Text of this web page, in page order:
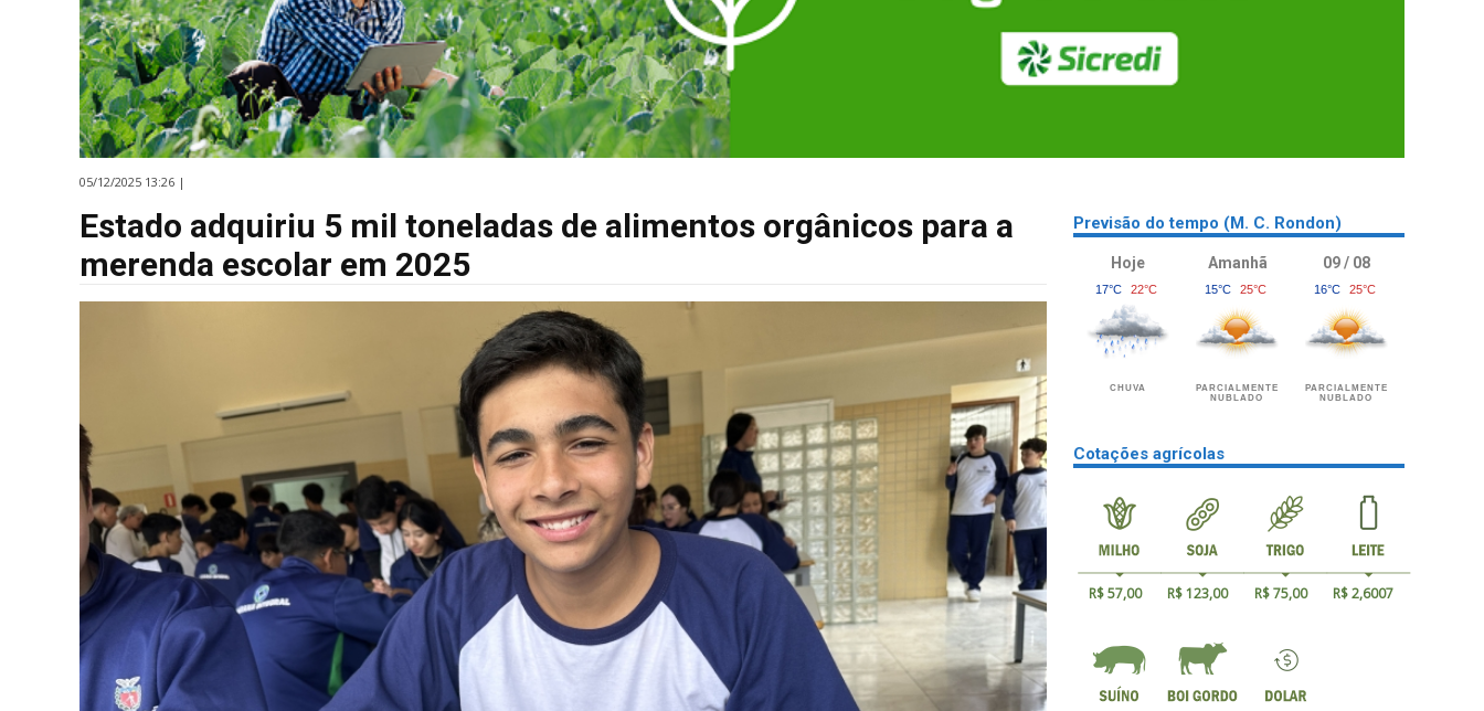
05/12/2025 13:26 |
Estado adquiriu 5 mil toneladas de alimentos orgânicos para a
merenda escolar em 2025
Previsão do tempo (M. C. Rondon)
Hoje
17°C 22°C
CHUVA
Amanhã
15°C 25°C
PARCIALMENTE
NUBLADO
09 / 08
16°C 25°C
PARCIALMENTE
NUBLADO
Cotações agrícolas
R$ 57,00 R$ 123,00 R$ 75,00 R$ 2,6007